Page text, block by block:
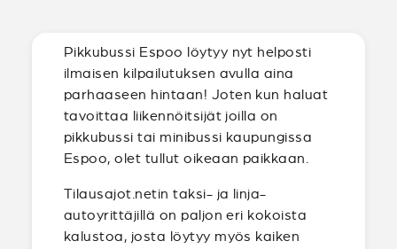
Pikkubussi Espoo löytyy nyt helposti
ilmaisen kilpailutuksen avulla aina
parhaaseen hintaan! Joten kun haluat
tavoittaa liikennöitsijät joilla on
pikkubussi tai minibussi kaupungissa
Espoo, olet tullut oikeaan paikkaan.
Tilausajot.netin taksi- ja linja-
autoyrittäjillä on paljon eri kokoista
kalustoa, josta löytyy myös kaiken